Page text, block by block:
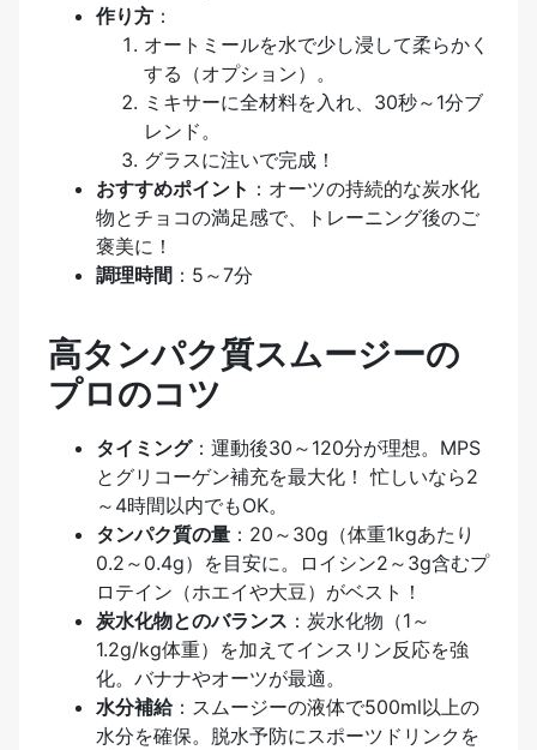
作り方 ：
オートミールを水で少し浸して柔らかく
する（オプション）。
ミキサーに全材料を入れ、30秒～1分ブ
レンド。
グラスに注いで完成！
おすすめポイント ：オーツの持続的な炭水化
物とチョコの満足感で、トレーニング後のご
褒美に！
調理時間 ：5～7分
高タンパク質スムージーの
プロのコツ
タイミング：運動後30～120分が理想。MPS
とグリコーゲン補充を最大化！ 忙しいなら2
～4時間以内でもOK。
タンパク質の量 ：20～30g（体重1kgあたり
0.2～0.4g）を目安に。ロイシン2～3g含むプ
ロテイン（ホエイや大豆）がベスト！
炭水化物とのバランス ：炭水化物（1～
1.2g/kg体重）を加えてインスリン反応を強
化。バナナやオーツが最適。
水分補給：スムージーの液体で500ml以上の
水分を確保。脱水予防にスポーツドリンクを